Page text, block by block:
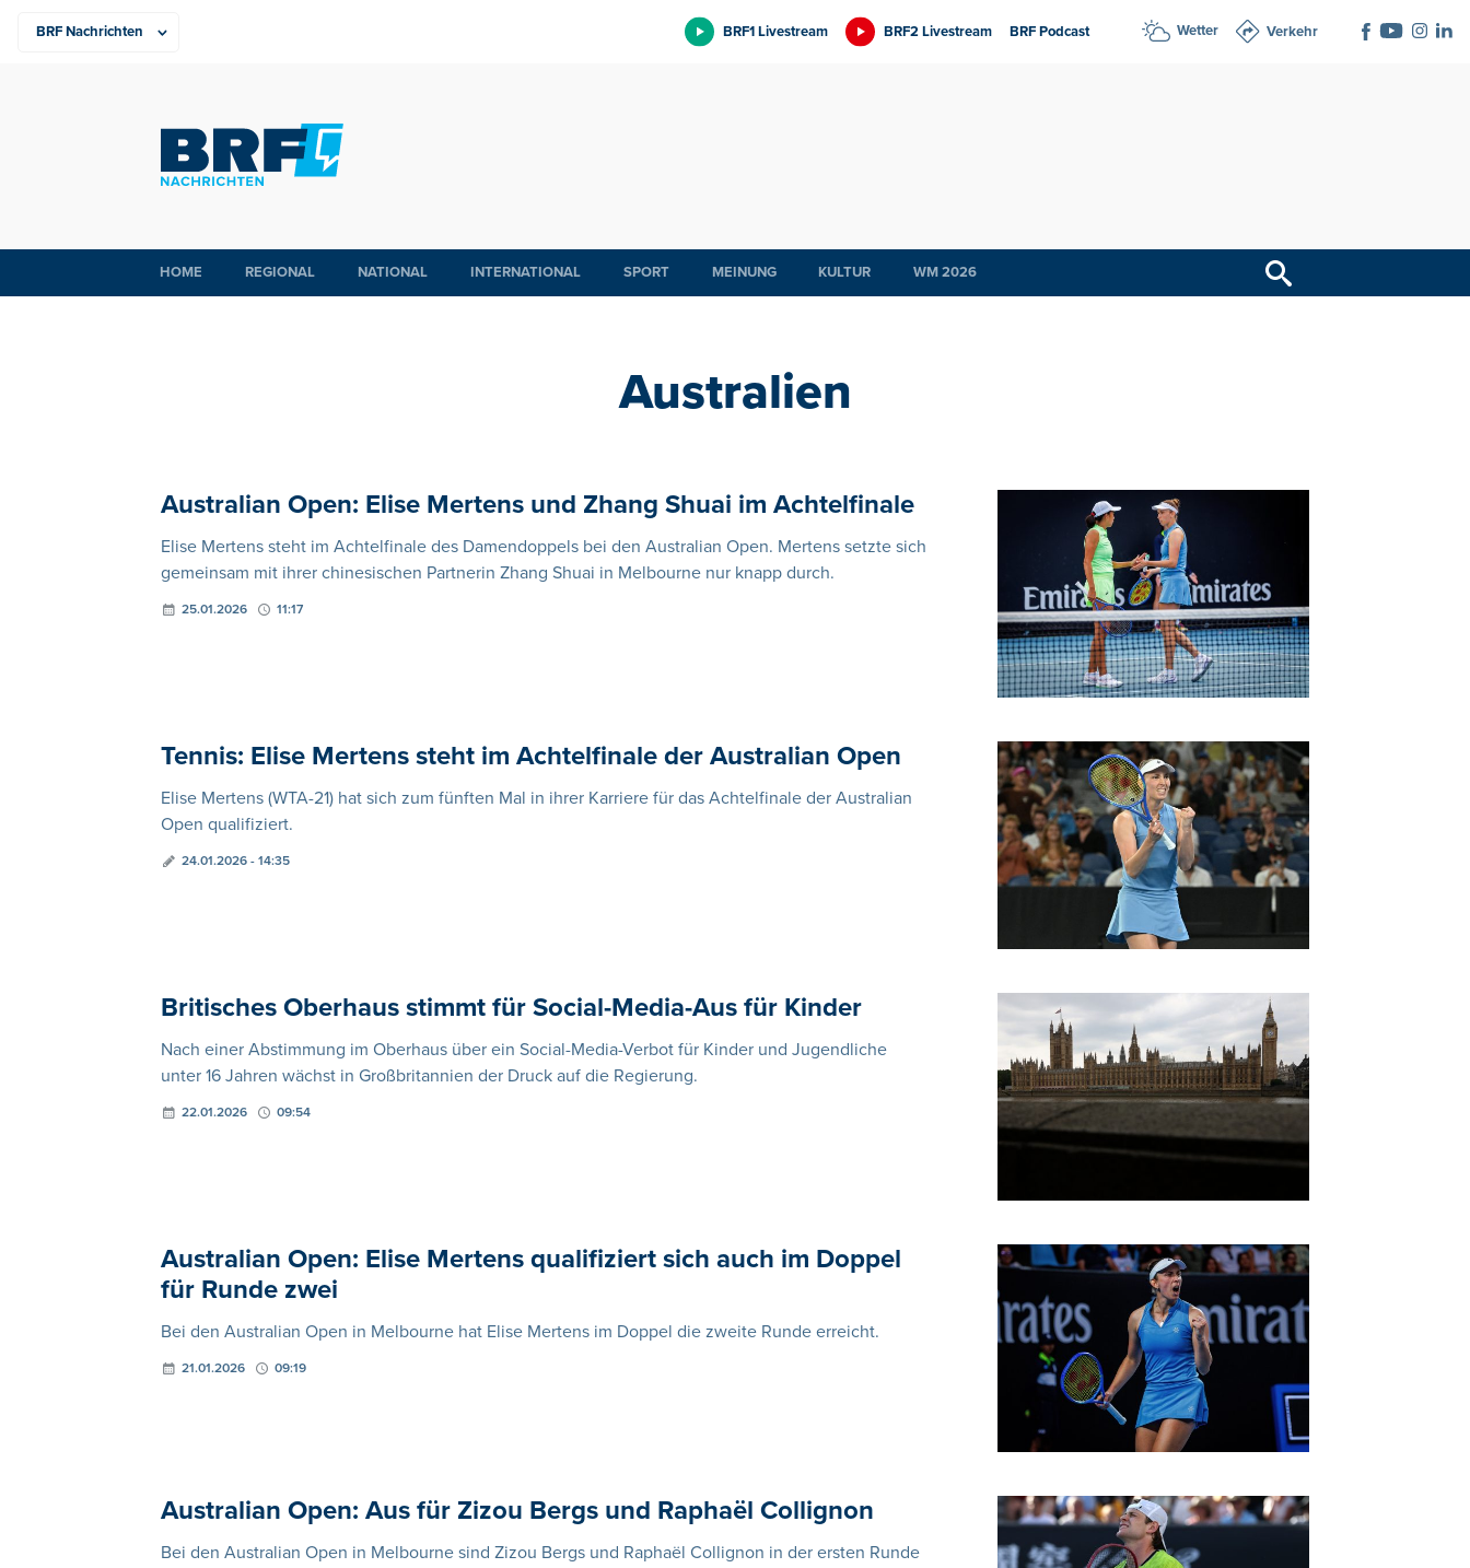
BRF1 Livestream BRF2 Livestream BRF Podcast Wetter Verkehr
HOME REGIONAL NATIONAL INTERNATIONAL SPORT MEINUNG KULTUR WM 2026
Australien
Australian Open: Elise Mertens und Zhang Shuai im Achtelfinale
Elise Mertens steht im Achtelfinale des Damendoppels bei den Australian Open. Mertens setzte sich
gemeinsam mit ihrer chinesischen Partnerin Zhang Shuai in Melbourne nur knapp durch.
25.01.2026 11:17
Tennis: Elise Mertens steht im Achtelfinale der Australian Open
Elise Mertens (WTA-21) hat sich zum fünften Mal in ihrer Karriere für das Achtelfinale der Australian
Open qualifiziert.
24.01.2026 - 14:35
Britisches Oberhaus stimmt für Social-Media-Aus für Kinder
Nach einer Abstimmung im Oberhaus über ein Social-Media-Verbot für Kinder und Jugendliche
unter 16 Jahren wächst in Großbritannien der Druck auf die Regierung.
22.01.2026 09:54
Australian Open: Elise Mertens qualifiziert sich auch im Doppel
für Runde zwei
Bei den Australian Open in Melbourne hat Elise Mertens im Doppel die zweite Runde erreicht.
21.01.2026 09:19
Australian Open: Aus für Zizou Bergs und Raphaël Collignon
Bei den Australian Open in Melbourne sind Zizou Bergs und Raphaël Collignon in der ersten Runde